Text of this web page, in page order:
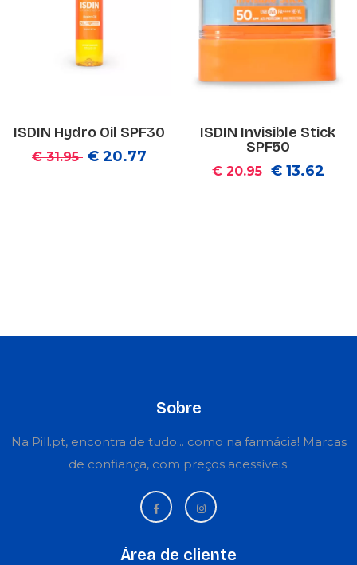
ISDIN Hydro Oil SPF30
€ 31.95 € 20.77
ISDIN Invisible Stick
SPF50
€ 20.95 € 13.62
Sobre
Na Pill.pt, encontra de tudo... como na farmácia! Marcas
de confiança, com preços acessíveis.
Área de cliente